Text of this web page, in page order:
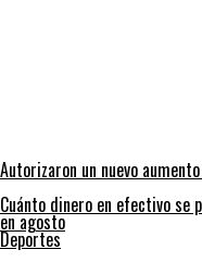
Autorizaron un nuevo
Cuánto dinero en efectivo
en agosto
Deportes